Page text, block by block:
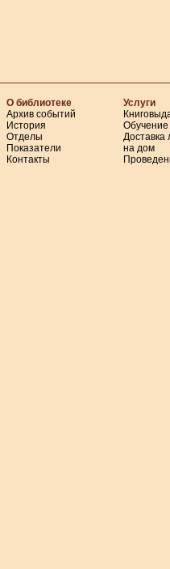
О библиотеке
Архив событий
История
Отделы
Показатели
Контакты
Услуги
Обучение
Доставка
на дом